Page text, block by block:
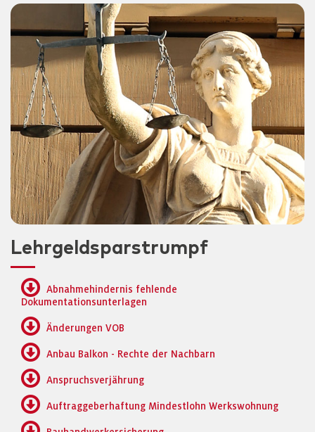
Lehrgeldsparstrumpf
Abnahmehindernis fehlende
Dokumentationsunterlagen
Änderungen VOB
Anbau Balkon - Rechte der Nachbarn
Anspruchsverjährung
Auftraggeberhaftung Mindestlohn Werkswohnung